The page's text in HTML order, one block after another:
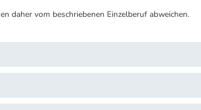
daher vom beschriebenen Einzelberuf abweichen.